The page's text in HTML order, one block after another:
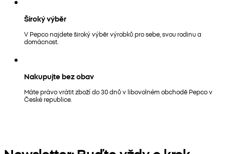
Široký výběr
V Pepco najdete široký výběr výrobků pro sebe, svou rodinu a
domácnost.
Nakupujte bez obav
Máte právo vrátit zboží do 30 dnů v libovolném obchodě Pepco v
České republice.